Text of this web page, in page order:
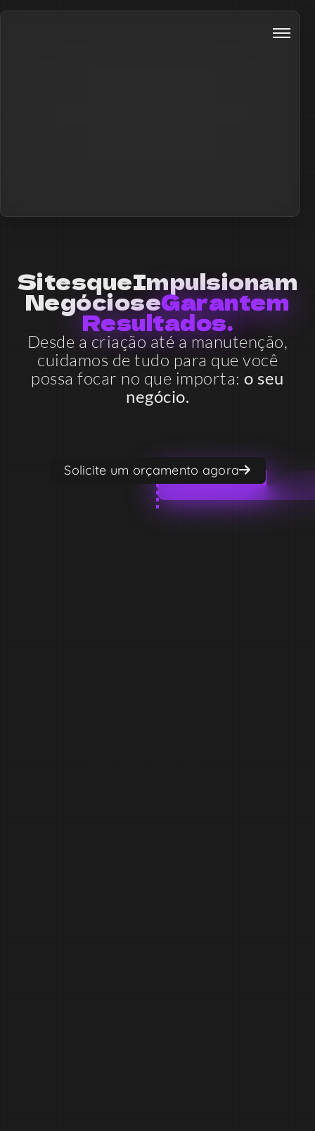
SitesqueImpulsionam
NegócioseGarantem
Resultados.
Desde a criação até a manutenção,
cuidamos de tudo para que você
possa focar no que importa:o seu
negócio.
Solicite um orçamento agora